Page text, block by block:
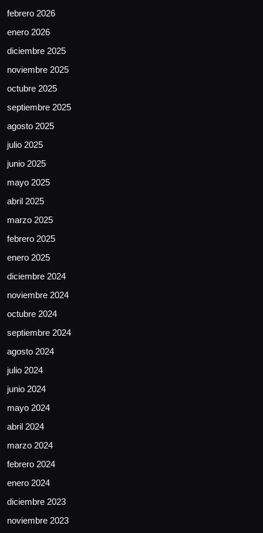
febrero 2026
enero 2026
diciembre 2025
noviembre 2025
octubre 2025
septiembre 2025
agosto 2025
julio 2025
junio 2025
mayo 2025
abril 2025
marzo 2025
febrero 2025
enero 2025
diciembre 2024
noviembre 2024
octubre 2024
septiembre 2024
agosto 2024
julio 2024
junio 2024
mayo 2024
abril 2024
marzo 2024
febrero 2024
enero 2024
diciembre 2023
noviembre 2023